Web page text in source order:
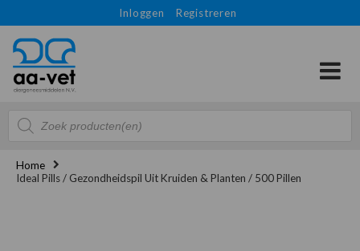
Inloggen Registreren
Producten
zoeken
Home
Ideal Pills / Gezondheidspil Uit Kruiden & Planten / 500 Pillen